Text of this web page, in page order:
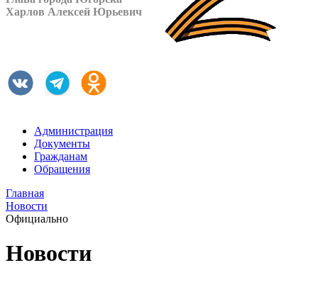
Харлов Алексей Юрьевич
Администрация
Документы
Гражданам
Обращения
Главная
Новости
Официально
Новости